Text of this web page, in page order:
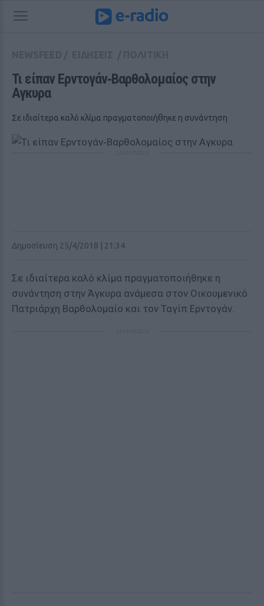
Τι είπαν Ερντογάν‑Βαρθολομαίος στην
Αγκυρα
Σε ιδιαίτερα καλό κλίμα πραγματοποιήθηκε η συνάντηση
Δημοσίευση 25/4/2018 | 21:34
Σε ιδιαίτερα καλό κλίμα πραγματοποιήθηκε η
συνάντηση στην Άγκυρα ανάμεσα στον Οικουμενικό
Πατριάρχη Βαρθολομαίο και τον Ταγίπ Ερντογάν.